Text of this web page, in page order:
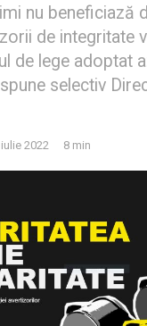
nu beneficiază
de integritate
de lege adoptat
selectiv
2022 8 min